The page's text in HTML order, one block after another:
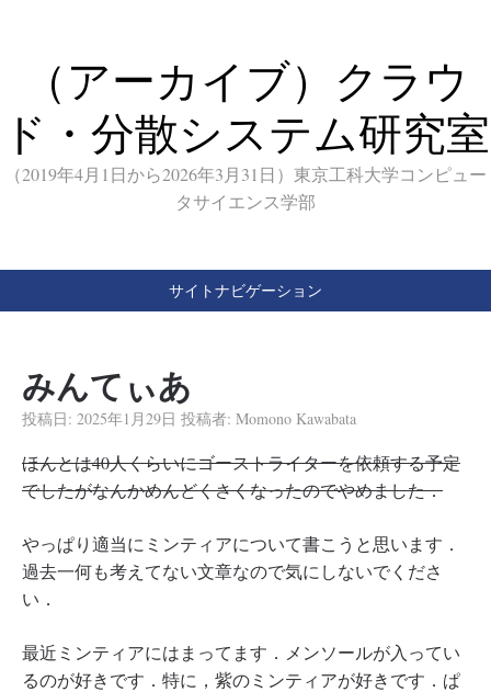
（アーカイブ）クラウ
ド・分散システム研究室
（2019年4月1日から2026年3月31日）東京工科大学コンピュー
タサイエンス学部
サイトナビゲーション
みんてぃあ
投稿日: 2025年1月29日 投稿者: Momono Kawabata
ほんとは40人くらいにゴーストライターを依頼する予定
でしたがなんかめんどくさくなったのでやめました．
やっぱり適当にミンティアについて書こうと思います．
過去一何も考えてない文章なので気にしないでくださ
い．
最近ミンティアにはまってます．メンソールが入ってい
るのが好きです．特に，紫のミンティアが好きです．ぱ